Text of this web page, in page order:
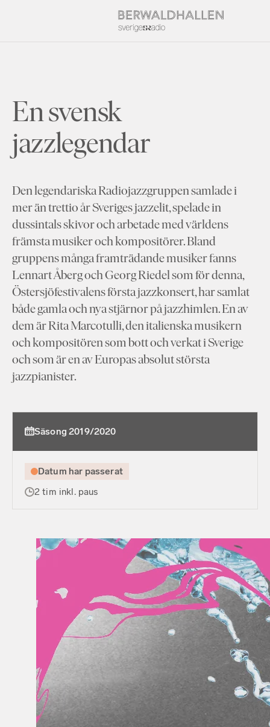
En svensk
jazzlegendar
Den legendariska Radiojazzgruppen samlade i
mer än trettio år Sveriges jazzelit, spelade in
dussintals skivor och arbetade med världens
främsta musiker och kompositörer. Bland
gruppens många framträdande musiker fanns
Lennart Åberg och Georg Riedel som för denna,
Östersjöfestivalens första jazzkonsert, har samlat
både gamla och nya stjärnor på jazzhimlen. En av
dem är Rita Marcotulli, den italienska musikern
och kompositören som bott och verkat i Sverige
och som är en av Europas absolut största
jazzpianister.
Säsong 2019/2020
Datum har passerat
2 tim inkl. paus